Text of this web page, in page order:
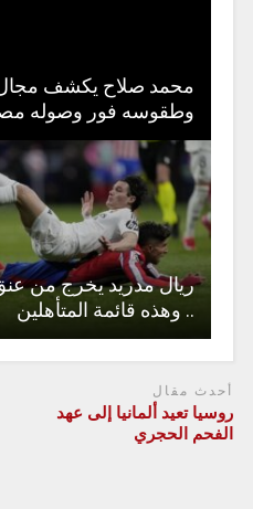
محمد صلاح يكشف مجال
وطقوسه فور وصوله
ريال مدريد يخرج من عنق
.. وهذه قائمة المتأهلين
أحدث مقال
روسيا تعيد ألمانيا إلى عهد
الفحم الحجري